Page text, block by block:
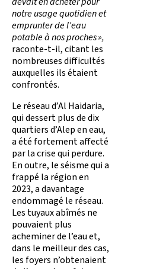
notre usage quotidien et
emprunter de l’eau
potable à nos proches »,
raconte-t-il, citant les
nombreuses difficultés
auxquelles ils étaient
confrontés.
Le réseau d’Al Haidaria,
qui dessert plus de dix
quartiers d’Alep en eau,
a été fortement affecté
par la crise qui perdure.
En outre, le séisme qui a
frappé la région en
2023, a davantage
endommagé le réseau.
Les tuyaux abîmés ne
pouvaient plus
acheminer de l’eau et,
dans le meilleur des cas,
les foyers n’obtenaient